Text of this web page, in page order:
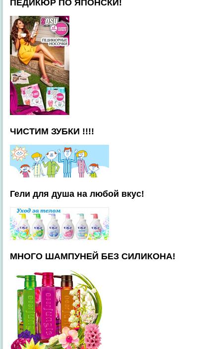
ПЕДИКЮР ПО ЯПОНСКИ!
ЧИСТИМ ЗУБКИ !!!!
Гели для душа на любой вкус!
МНОГО ШАМПУНЕЙ БЕЗ СИЛИКОНА!